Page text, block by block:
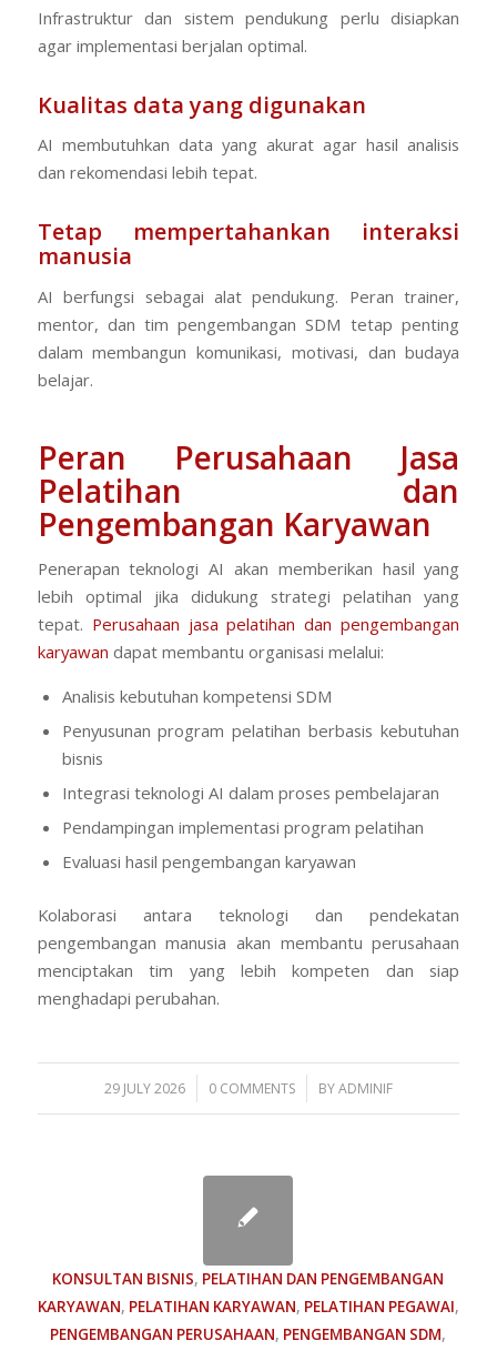
Infrastruktur dan sistem pendukung perlu disiapkan
agar implementasi berjalan optimal.
Kualitas data yang digunakan
AI membutuhkan data yang akurat agar hasil analisis
dan rekomendasi lebih tepat.
Tetap mempertahankan interaksi
manusia
AI berfungsi sebagai alat pendukung. Peran trainer,
mentor, dan tim pengembangan SDM tetap penting
dalam membangun komunikasi, motivasi, dan budaya
belajar.
Peran Perusahaan Jasa
Pelatihan dan
Pengembangan Karyawan
Penerapan teknologi AI akan memberikan hasil yang
lebih optimal jika didukung strategi pelatihan yang
tepat. Perusahaan jasa pelatihan dan pengembangan
karyawan dapat membantu organisasi melalui:
Analisis kebutuhan kompetensi SDM
Penyusunan program pelatihan berbasis kebutuhan
bisnis
Integrasi teknologi AI dalam proses pembelajaran
Pendampingan implementasi program pelatihan
Evaluasi hasil pengembangan karyawan
Kolaborasi antara teknologi dan pendekatan
pengembangan manusia akan membantu perusahaan
menciptakan tim yang lebih kompeten dan siap
menghadapi perubahan.
29 JULY 2026
/ 0 COMMENTS
/ BYADMINIF
KONSULTAN BISNIS, PELATIHAN DAN PENGEMBANGAN
KARYAWAN, PELATIHAN KARYAWAN, PELATIHAN PEGAWAI,
PENGEMBANGAN PERUSAHAAN, PENGEMBANGAN SDM,